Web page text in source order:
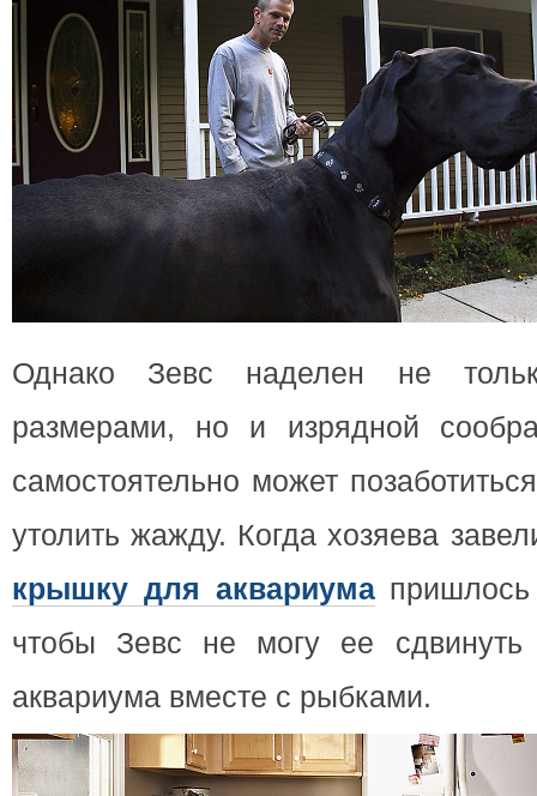
Однако Зевс наделен не
размерами, но и изрядной
самостоятельно может
утолить жажду. Когда хозяева
крышку для аквариумапришлось
чтобы Зевс не могу ее
аквариума вместе с рыбками.